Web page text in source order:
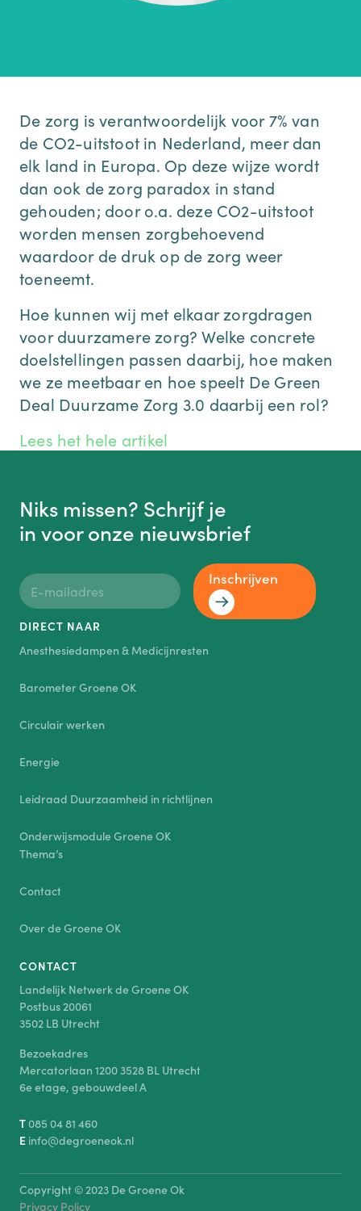
De zorg is verantwoordelijk voor 7% van
de CO2-uitstoot in Nederland, meer dan
elk land in Europa. Op deze wijze wordt
dan ook de zorg paradox in stand
gehouden; door o.a. deze CO2-uitstoot
worden mensen zorgbehoevend
waardoor de druk op de zorg weer
toeneemt.
Hoe kunnen wij met elkaar zorgdragen
voor duurzamere zorg? Welke concrete
doelstellingen passen daarbij, hoe maken
we ze meetbaar en hoe speelt De Green
Deal Duurzame Zorg 3.0 daarbij een rol?
Lees het hele artikel
Niks missen? Schrijf je
in voor onze nieuwsbrief
Inschrijven
DIRECT NAAR
Anesthesiedampen & Medicijnresten
Barometer Groene OK
Circulair werken
Energie
Leidraad Duurzaamheid in richtlijnen
Onderwijsmodule Groene OK
Thema’s
Contact
Over de Groene OK
CONTACT
Landelijk Netwerk de Groene OK
Postbus 20061
3502 LB Utrecht
Bezoekadres
Mercatorlaan 1200 3528 BL Utrecht
6e etage, gebouwdeel A
T085 04 81 460
E info@degroeneok.nl
Copyright © 2023 De Groene Ok
Privacy Policy